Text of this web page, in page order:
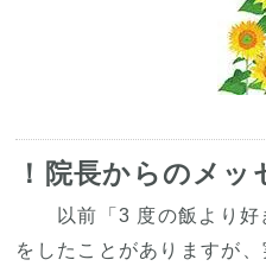
！院長からのメッ
以前「3 度の飯より好
をしたことがありますが